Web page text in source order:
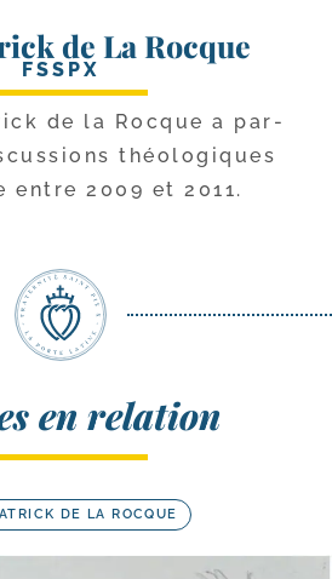
de La Rocque
FSSPX
de la Rocque a par­
théo­lo­giques
entre 2009 et 2011.
en relation
DE LA ROCQUE